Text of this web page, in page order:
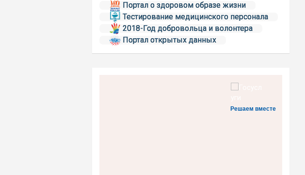
Портал о здоровом образе жизни
Тестирование медицинского персонала
2018-Год добровольца и волонтера
Портал открытых данных
Решаем вместе